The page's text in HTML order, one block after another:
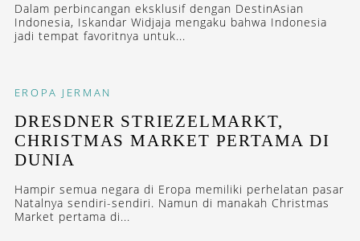
Dalam perbincangan eksklusif dengan DestinAsian
Indonesia, Iskandar Widjaja mengaku bahwa Indonesia
jadi tempat favoritnya untuk...
EROPA JERMAN
DRESDNER STRIEZELMARKT,
CHRISTMAS MARKET PERTAMA DI
DUNIA
Hampir semua negara di Eropa memiliki perhelatan pasar
Natalnya sendiri-sendiri. Namun di manakah Christmas
Market pertama di...